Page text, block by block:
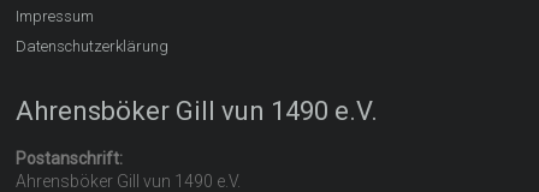
Impressum
Datenschutzerklärung
Ahrensböker Gill vun 1490 e.V.
Postanschrift:
Ahrensböker Gill vun 1490 e.V.